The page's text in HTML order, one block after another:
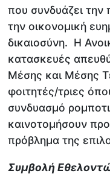
που συνδυάζει την
την οικονομική
δικαιοσύνη. Η
κατασκευές
Μέσης και Μέσης
φοιτητές/τριες
συνδυασμό
καινοτομήσουν
πρόβλημα της
Συμβολή